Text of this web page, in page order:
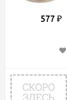
577 ₽